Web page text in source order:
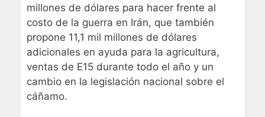
millones de dólares para hacer frente al
costo de la guerra en Irán, que también
propone 11,1 mil millones de dólares
adicionales en ayuda para la agricultura,
ventas de E15 durante todo el año y un
cambio en la legislación nacional sobre el
cáñamo.